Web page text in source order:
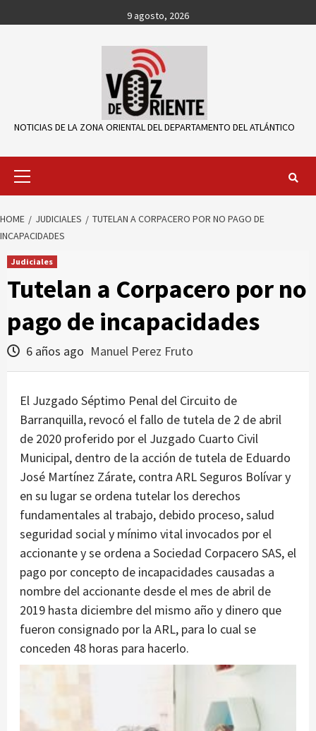
to
9 agosto, 2026
NOTICIAS DE LA ZONA ORIENTAL DEL DEPARTAMENTO DEL ATLÁNTICO
Primary
HOME JUDICIALES
TUTELAN A CORPACERO POR NO PAGO DE
INCAPACIDADES
Judiciales
Tutelan a Corpacero por no
pago de incapacidades
6 años ago Manuel Perez Fruto
El Juzgado Séptimo Penal del Circuito de
Barranquilla, revocó el fallo de tutela de 2 de abril
de 2020 proferido por el Juzgado Cuarto Civil
Municipal, dentro de la acción de tutela de Eduardo
José Martínez Zárate, contra ARL Seguros Bolívar y
en su lugar se ordena tutelar los derechos
fundamentales al trabajo, debido proceso, salud
seguridad social y mínimo vital invocados por el
accionante y se ordena a Sociedad Corpacero SAS, el
pago por concepto de incapacidades causadas a
nombre del accionante desde el mes de abril de
2019 hasta diciembre del mismo año y dinero que
fueron consignado por la ARL, para lo cual se
conceden 48 horas para hacerlo.